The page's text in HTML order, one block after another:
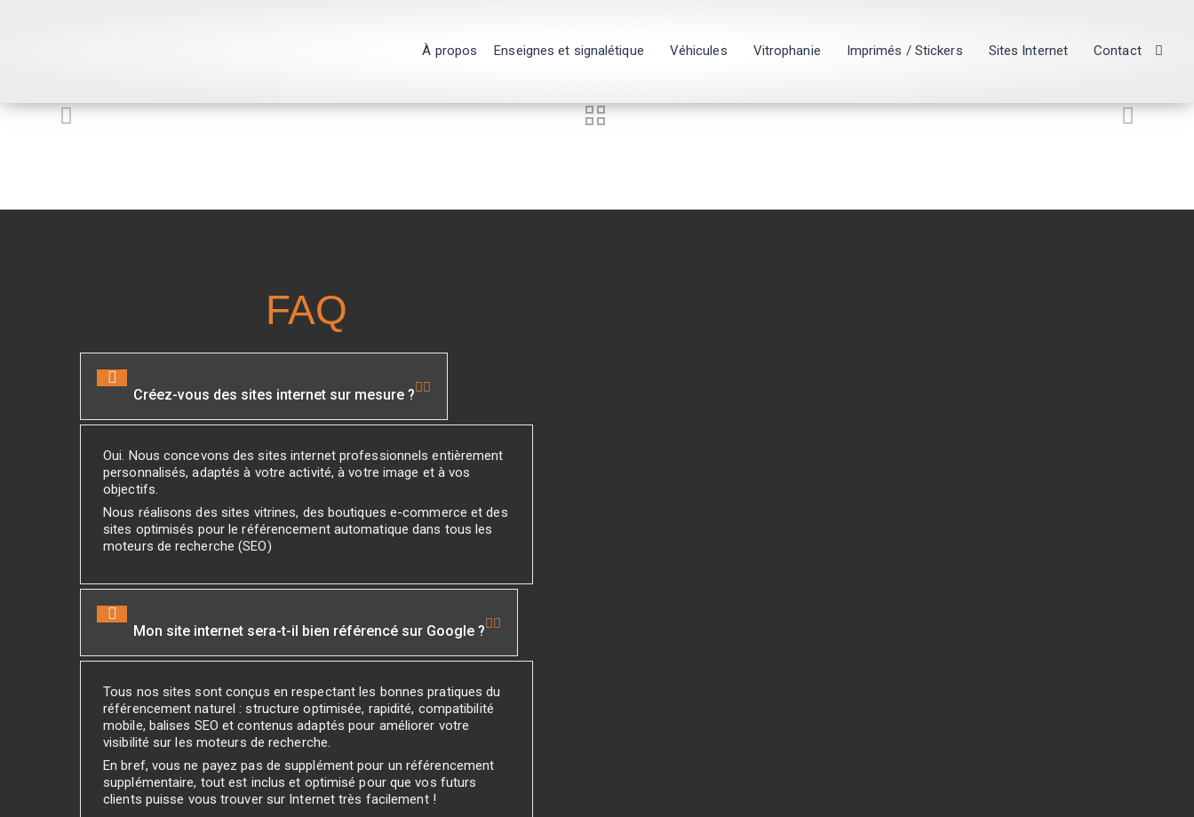
À propos Enseignes et signalétique Véhicules Vitrophanie Imprimés / Stickers Sites Internet Contact
FAQ
Créez-vous des sites internet sur mesure ?
Oui. Nous concevons des sites internet professionnels entièrement
personnalisés, adaptés à votre activité, à votre image et à vos
objectifs.
Nous réalisons des sites vitrines, des boutiques e-commerce et des
sites optimisés pour le référencement automatique dans tous les
moteurs de recherche (SEO)
Mon site internet sera-t-il bien référencé sur Google ?
Tous nos sites sont conçus en respectant les bonnes pratiques du
référencement naturel : structure optimisée, rapidité, compatibilité
mobile, balises SEO et contenus adaptés pour améliorer votre
visibilité sur les moteurs de recherche.
En bref, vous ne payez pas de supplément pour un référencement
supplémentaire, tout est inclus et optimisé pour que vos futurs
clients puisse vous trouver sur Internet très facilement !